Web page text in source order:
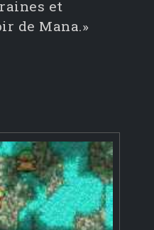
et
de Mana.»